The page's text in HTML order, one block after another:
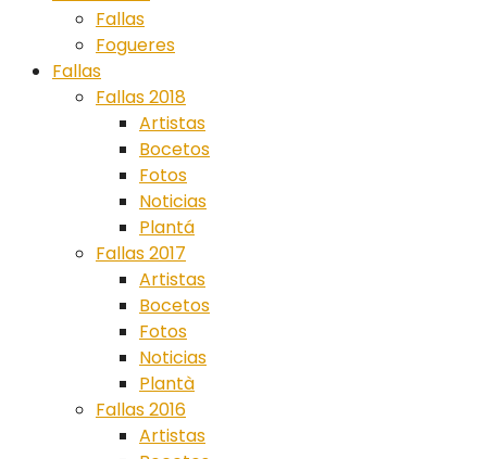
Fallas
Fogueres
Fallas
Fallas 2018
Artistas
Bocetos
Fotos
Noticias
Plantá
Fallas 2017
Artistas
Bocetos
Fotos
Noticias
Plantà
Fallas 2016
Artistas